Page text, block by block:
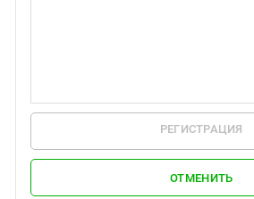
РЕГИСТРАЦИЯ
ОТМЕНИТЬ